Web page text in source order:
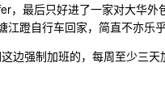
最后只好进了一家对大华外
蹬自行车回家，简直不亦乐乎
强制加班的，每周至少三天